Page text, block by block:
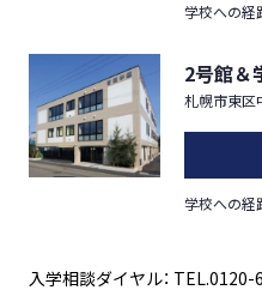
学校への経
2号館＆
札幌市東区
学校への経
入学相談ダイヤル： TEL.0120-